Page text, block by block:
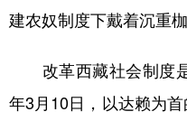
建农奴制度下戴着沉重枷
改革西藏社会制度
年3月10日，以达赖为